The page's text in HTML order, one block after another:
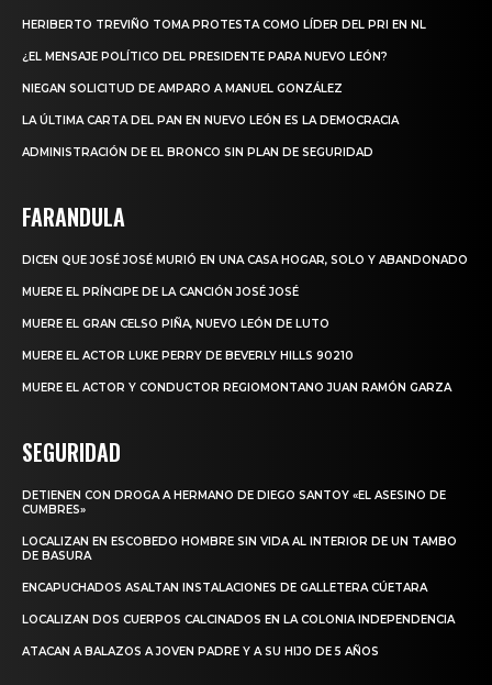
HERIBERTO TREVIÑO TOMA PROTESTA COMO LÍDER DEL PRI EN NL
¿EL MENSAJE POLÍTICO DEL PRESIDENTE PARA NUEVO LEÓN?
NIEGAN SOLICITUD DE AMPARO A MANUEL GONZÁLEZ
LA ÚLTIMA CARTA DEL PAN EN NUEVO LEÓN ES LA DEMOCRACIA
ADMINISTRACIÓN DE EL BRONCO SIN PLAN DE SEGURIDAD
FARANDULA
DICEN QUE JOSÉ JOSÉ MURIÓ EN UNA CASA HOGAR, SOLO Y ABANDONADO
MUERE EL PRÍNCIPE DE LA CANCIÓN JOSÉ JOSÉ
MUERE EL GRAN CELSO PIÑA, NUEVO LEÓN DE LUTO
MUERE EL ACTOR LUKE PERRY DE BEVERLY HILLS 90210
MUERE EL ACTOR Y CONDUCTOR REGIOMONTANO JUAN RAMÓN GARZA
SEGURIDAD
DETIENEN CON DROGA A HERMANO DE DIEGO SANTOY «EL ASESINO DE
CUMBRES»
LOCALIZAN EN ESCOBEDO HOMBRE SIN VIDA AL INTERIOR DE UN TAMBO
DE BASURA
ENCAPUCHADOS ASALTAN INSTALACIONES DE GALLETERA CÚETARA
LOCALIZAN DOS CUERPOS CALCINADOS EN LA COLONIA INDEPENDENCIA
ATACAN A BALAZOS A JOVEN PADRE Y A SU HIJO DE 5 AÑOS